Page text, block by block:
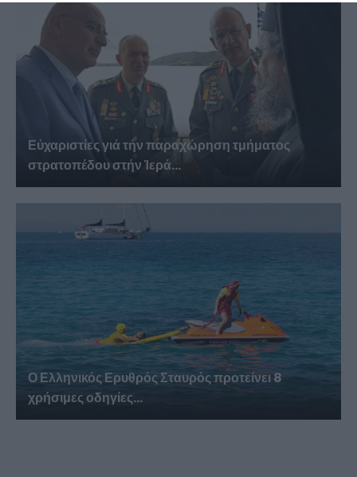
Εὐχαριστίες γιά τήν παραχώρηση τμήματος
στρατοπέδου στήν Ἱερά...
Ο Ελληνικός Ερυθρός Σταυρός προτείνει 8
χρήσιμες οδηγίες...